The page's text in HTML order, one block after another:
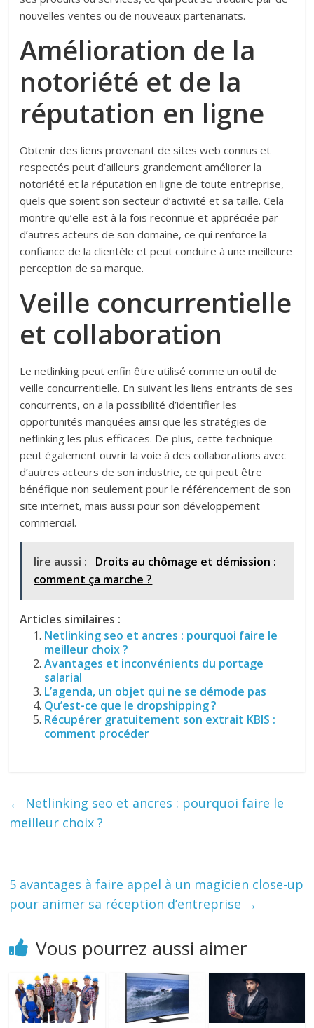
nouvelles ventes ou de nouveaux partenariats.
Amélioration de la
notoriété et de la
réputation en ligne
Obtenir des liens provenant de sites web connus et
respectés peut d’ailleurs grandement améliorer la
notoriété et la réputation en ligne de toute entreprise,
quels que soient son secteur d’activité et sa taille. Cela
montre qu’elle est à la fois reconnue et appréciée par
d’autres acteurs de son domaine, ce qui renforce la
confiance de la clientèle et peut conduire à une meilleure
perception de sa marque.
Veille concurrentielle
et collaboration
Le netlinking peut enfin être utilisé comme un outil de
veille concurrentielle. En suivant les liens entrants de ses
concurrents, on a la possibilité d’identifier les
opportunités manquées ainsi que les stratégies de
netlinking les plus efficaces. De plus, cette technique
peut également ouvrir la voie à des collaborations avec
d’autres acteurs de son industrie, ce qui peut être
bénéfique non seulement pour le référencement de son
site internet, mais aussi pour son développement
commercial.
lire aussi :
Droits au chômage et démission :
comment ça marche ?
Articles similaires :
Netlinking seo et ancres : pourquoi faire le
meilleur choix ?
Avantages et inconvénients du portage
salarial
L’agenda, un objet qui ne se démode pas
Qu’est-ce que le dropshipping ?
Récupérer gratuitement son extrait KBIS :
comment procéder
← Netlinking seo et ancres : pourquoi faire le
meilleur choix ?
5 avantages à faire appel à un magicien close-up
pour animer sa réception d’entreprise →
Vous pourrez aussi aimer